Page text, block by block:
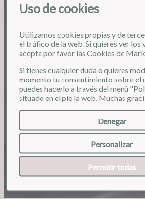
Uso de cookies
Utilizamos cookies propias y de
el tráfico de la web. Si quieres ver los
acepta por favor las Cookies de
Si tienes cualquier duda o quieres
momento tu consentimiento sobre el
puedes hacerlo a través del menú
situado en el pie la web. Muchas
Denegar
Personalizar
Permitir todas
❮